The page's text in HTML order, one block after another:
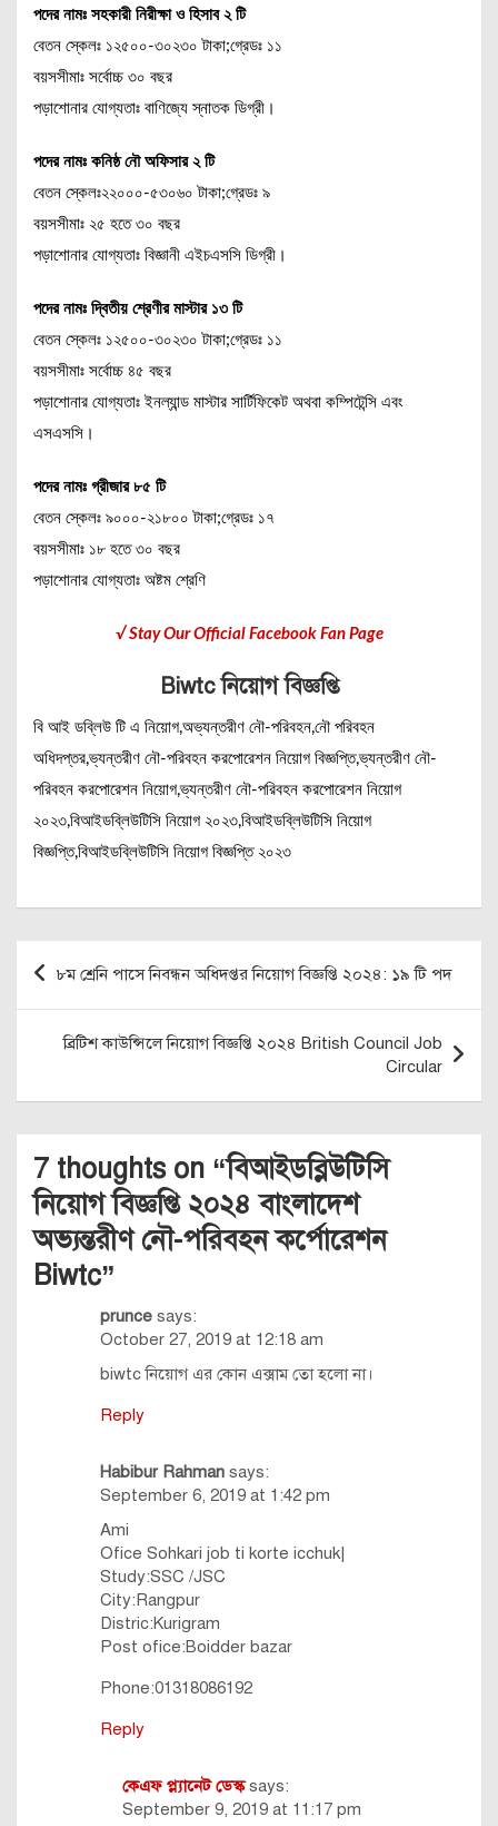
পদের নামঃ সহকারী নিরীক্ষা ও হিসাব ২ টি
বেতন স্কেলঃ ১২৫০০-৩০২৩০ টাকা;গ্রেডঃ ১১
বয়সসীমাঃ সর্বোচ্চ ৩০ বছর
পড়াশোনার যোগ্যতাঃ বাণিজ্যে স্নাতক ডিগ্রী।
পদের নামঃ কনিষ্ঠ নৌ অফিসার ২ টি
বেতন স্কেলঃ২২০০০-৫৩০৬০ টাকা;গ্রেডঃ ৯
বয়সসীমাঃ ২৫ হতে ৩০ বছর
পড়াশোনার যোগ্যতাঃ বিজ্ঞানী এইচএসসি ডিগ্রী।
পদের নামঃ দ্বিতীয় শ্রেণীর মাস্টার ১৩ টি
বেতন স্কেলঃ ১২৫০০-৩০২৩০ টাকা;গ্রেডঃ ১১
বয়সসীমাঃ সর্বোচ্চ ৪৫ বছর
পড়াশোনার যোগ্যতাঃ ইনল্যান্ড মাস্টার সার্টিফিকেট অথবা কম্পিটেন্সি এবং
এসএসসি।
পদের নামঃ গ্রীজার ৮৫ টি
বেতন স্কেলঃ ৯০০০-২১৮০০ টাকা;গ্রেডঃ ১৭
বয়সসীমাঃ ১৮ হতে ৩০ বছর
পড়াশোনার যোগ্যতাঃ অষ্টম শ্রেণি
√ Stay Our Official Facebook Fan Page
Biwtc নিয়োগ বিজ্ঞপ্তি
বি আই ডব্লিউ টি এ নিয়োগ,অভ্যন্তরীণ নৌ-পরিবহন,নৌ পরিবহন
অধিদপ্তর,ভ্যন্তরীণ নৌ-পরিবহন করপোরেশন নিয়োগ বিজ্ঞপ্তি,ভ্যন্তরীণ নৌ-
পরিবহন করপোরেশন নিয়োগ,ভ্যন্তরীণ নৌ-পরিবহন করপোরেশন নিয়োগ
২০২৩,বিআইডব্লিউটিসি নিয়োগ ২০২৩,বিআইডব্লিউটিসি নিয়োগ
বিজ্ঞপ্তি,বিআইডব্লিউটিসি নিয়োগ বিজ্ঞপ্তি ২০২৩
Post
navigation
৮ম শ্রেনি পাসে নিবন্ধন অধিদপ্তর নিয়োগ বিজ্ঞপ্তি ২০২৪: ১৯ টি পদ
ব্রিটিশ কাউন্সিলে নিয়োগ বিজ্ঞপ্তি ২০২৪ British Council Job
Circular
7 thoughts on “বিআইডব্লিউটিসি
নিয়োগ বিজ্ঞপ্তি ২০২৪ বাংলাদেশ
অভ্যন্তরীণ নৌ-পরিবহন কর্পোরেশন
Biwtc”
prunce says:
October 27, 2019 at 12:18 am
biwtc নিয়োগ এর কোন এক্সাম তো হলো না।
Reply
Habibur Rahman says:
September 6, 2019 at 1:42 pm
Ami
Ofice Sohkari job ti korte icchuk|
Study:SSC /JSC
City:Rangpur
Distric:Kurigram
Post ofice:Boidder bazar
Phone:01318086192
Reply
কেএফ প্ল্যানেট ডেস্ক says:
September 9, 2019 at 11:17 pm